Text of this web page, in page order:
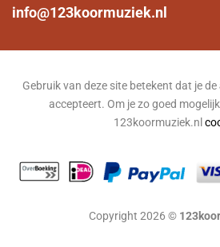
info@123koormuziek.nl
Gebruik van deze site betekent dat je de
accepteert. Om je zo goed
123koormuziek.nl
Copyright 2026 ©